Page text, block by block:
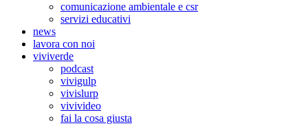
comunicazione ambientale e csr
servizi educativi
news
lavora con noi
viviverde
podcast
vivigulp
vivislurp
vivivideo
fai la cosa giusta